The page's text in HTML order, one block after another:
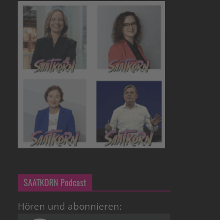
SAATKORN Podcast
Hören und abonnieren: